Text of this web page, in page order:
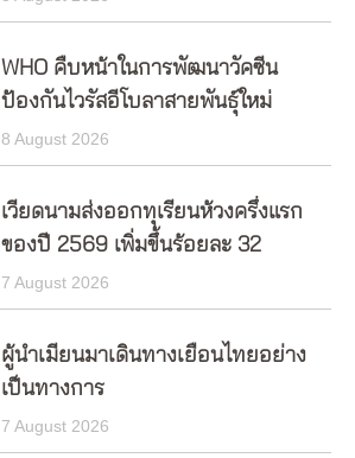
WHO คืบหน้าในการพัฒนาวัคซีน
ป้องกันไวรัสอีโบลาสายพันธุ์ใหม่
8 August 2026
เวียดนามส่งออกทุเรียนห้วงครึ่งแรก
ของปี 2569 เพิ่มขึ้นร้อยละ 32
7 August 2026
ผู้นำเมียนมาเดินทางเยือนไทยอย่าง
เป็นทางการ
7 August 2026